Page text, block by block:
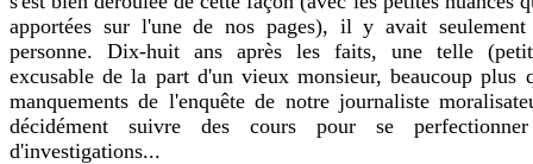
apportées sur l'une de nos pages), il y avait
personne. Dix-huit ans après les faits, une telle
excusable de la part d'un vieux monsieur, beaucoup plus
manquements de l'enquête de notre journaliste
décidément suivre des cours pour se
d'investigations...